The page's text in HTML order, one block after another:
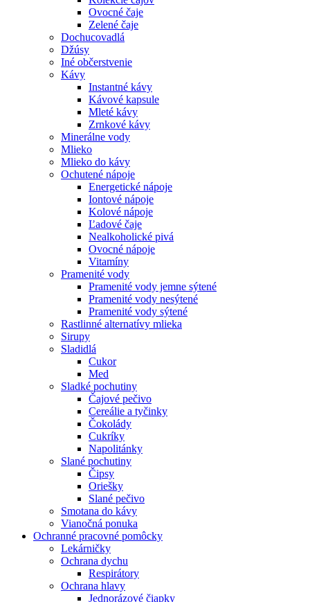
Ovocné čaje
Zelené čaje
Dochucovadlá
Džúsy
Iné občerstvenie
Kávy
Instantné kávy
Kávové kapsule
Mleté kávy
Zrnkové kávy
Minerálne vody
Mlieko
Mlieko do kávy
Ochutené nápoje
Energetické nápoje
Iontové nápoje
Kolové nápoje
Ľadové čaje
Nealkoholické pivá
Ovocné nápoje
Vitamíny
Pramenité vody
Pramenité vody jemne sýtené
Pramenité vody nesýtené
Pramenité vody sýtené
Rastlinné alternatívy mlieka
Sirupy
Sladidlá
Cukor
Med
Sladké pochutiny
Čajové pečivo
Cereálie a tyčinky
Čokolády
Cukríky
Napolitánky
Slané pochutiny
Čipsy
Oriešky
Slané pečivo
Smotana do kávy
Vianočná ponuka
Ochranné pracovné pomôcky
Lekárničky
Ochrana dychu
Respirátory
Ochrana hlavy
Jednorázové čiapky